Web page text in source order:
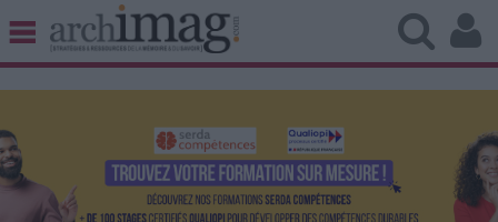
BIBLIOTHÈQUE ÉDITION
UNIVERS DATA
TRAVAIL COLLABORATIF